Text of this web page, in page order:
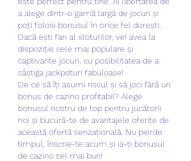
a alege dintr-o gamă largă de jocuri și
poți folosi bonusul în orice fel dorești.
Dacă ești fan al sloturilor, vei avea la
dispoziție cele mai populare și
captivante jocuri, cu posibilitatea de a
câștiga jackpoturi fabuloase!
De ce să îți asumi riscul și să joci fără un
bonus de cazino profitabil? Alege
bonusul nostru de top pentru jucătorii
noi și bucură-te de avantajele oferite de
această ofertă senzațională. Nu pierde
timpul, înscrie-te acum și ia-ți bonusul
de cazino cel mai bun!